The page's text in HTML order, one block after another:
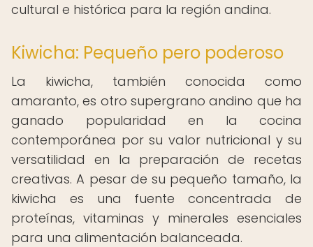
cultural e histórica para la región andina.
Kiwicha: Pequeño pero poderoso
La kiwicha, también conocida como
amaranto, es otro supergrano andino que ha
ganado popularidad en la cocina
contemporánea por su valor nutricional y su
versatilidad en la preparación de recetas
creativas. A pesar de su pequeño tamaño, la
kiwicha es una fuente concentrada de
proteínas, vitaminas y minerales esenciales
para una alimentación balanceada.